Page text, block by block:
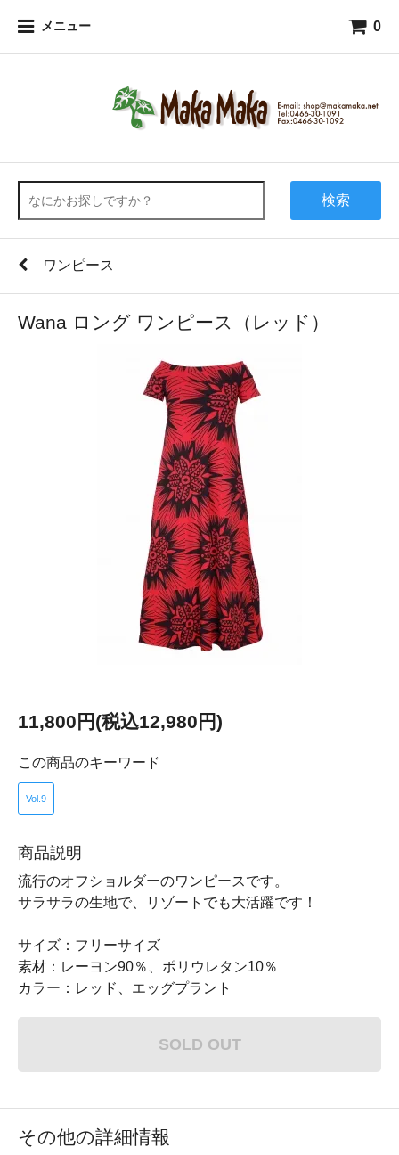
メニュー 0
検索
ワンピース
Wana ロング ワンピース（レッド）
11,800円(税込12,980円)
この商品のキーワード
Vol.9
商品説明
流行のオフショルダーのワンピースです。
サラサラの生地で、リゾートでも大活躍です！
サイズ：フリーサイズ
素材：レーヨン90％、ポリウレタン10％
カラー：レッド、エッグプラント
SOLD OUT
その他の詳細情報